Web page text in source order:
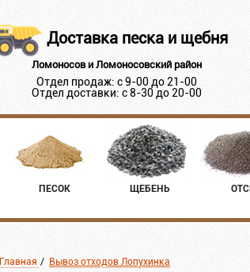
Доставка песка и щебня
Ломоносов и Ломоносовский район
Отдел продаж: с 9-00 до 21-00
Отдел доставки: с 8-30 до 20-00
ПЕСОК ЩЕБЕНЬ
Главная / Вывоз отходов Лопухинка